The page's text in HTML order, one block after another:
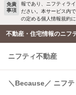
免責
事項
報であり、ニフティラ
ださい。本サービス内
の定める個人情報規約
不動産・住宅情報のニフ
ニフティ不動産
＼Because／ ニフテ